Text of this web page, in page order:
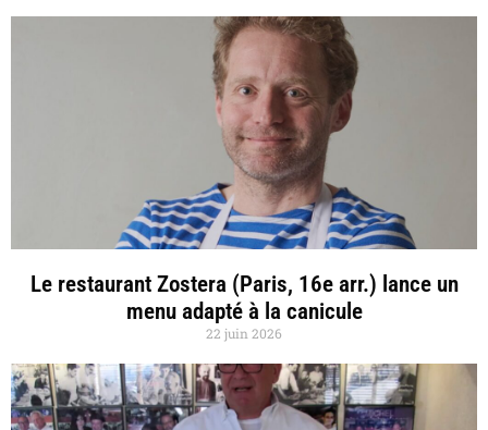
Le restaurant Zostera (Paris, 16e arr.) lance un
menu adapté à la canicule
22 juin 2026